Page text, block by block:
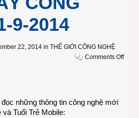
9-2014
22, 2014 in THẾ GIỚI CÔNG NGHỆ
Comments Offon
những thông tin công nghệ mới
và Tuổi Trẻ Mobile: